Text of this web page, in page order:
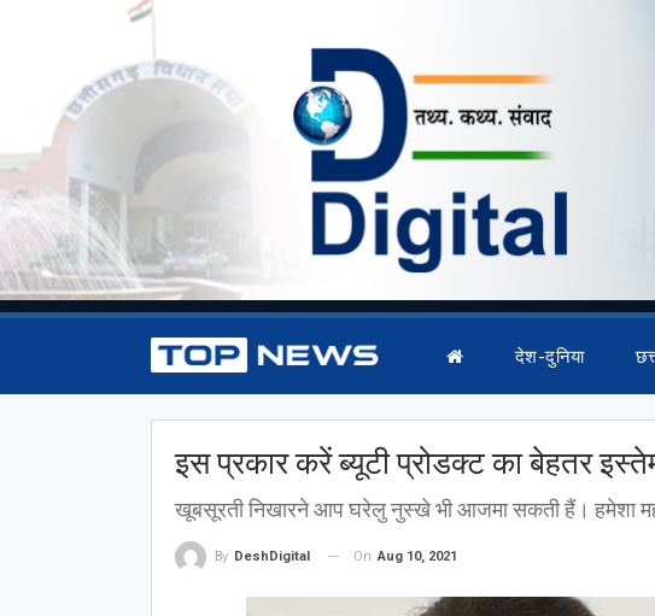
देश-दुनिया
इस प्रकार करें ब्यूटी प्रोडक्ट का बेहतर
खूबसूरती निखारने आप घरेलु नुस्खे भी आजमा सकती हैं। हमेशा
By DeshDigital On Aug 10, 2021